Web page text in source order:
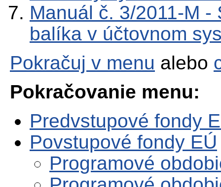
Manuál č. 3/2011-M
balíka v účtovnom
Pokračuj v menu alebo
Pokračovanie menu:
Predvstupové fondy
Povstupové fondy EÚ
Programové